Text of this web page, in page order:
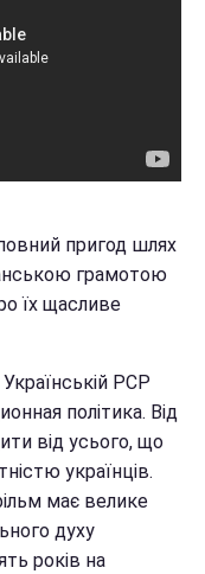
пригод шлях
грамотою
їх щасливе
РСР
політика. Від
від усього, що
українців.
має велике
духу
років на